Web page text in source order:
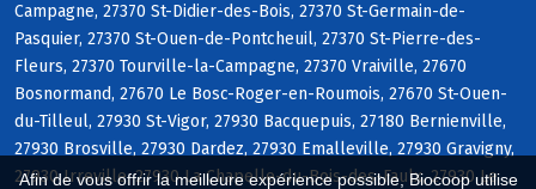
Afin de vous offrir la meilleure expérience possible, Biocoop utilise
Campagne, 27370 St-Didier-des-Bois, 27370 St-Germain-de-
Pasquier, 27370 St-Ouen-de-Pontcheuil, 27370 St-Pierre-des-
Fleurs, 27370 Tourville-la-Campagne, 27370 Vraiville, 27670
Bosnormand, 27670 Le Bosc-Roger-en-Roumois, 27670 St-Ouen-
du-Tilleul, 27930 St-Vigor, 27930 Bacquepuis, 27180 Bernienville,
27930 Brosville, 27930 Dardez, 27930 Emalleville, 27930 Gravigny,
27930 Irreville, 27930 La Chapelle-du-Bois-des-Faulx, 27930 Le